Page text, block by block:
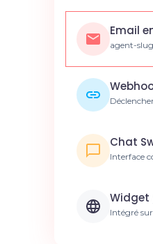
Email
agent-
Chat
Interface
Intégré